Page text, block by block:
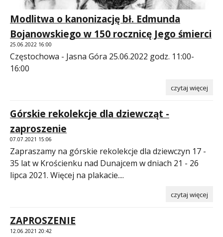
Modlitwa o kanonizację bł. Edmunda
Bojanowskiego w 150 rocznicę Jego śmierci
25.06.2022 16:00
Częstochowa - Jasna Góra 25.06.2022 godz. 11:00-
16:00
czytaj więcej
Górskie rekolekcje dla dziewcząt -
zaproszenie
07.07.2021 15:06
Zapraszamy na górskie rekolekcje dla dziewczyn 17 -
35 lat w Krościenku nad Dunajcem w dniach 21 - 26
lipca 2021. Więcej na plakacie....
czytaj więcej
ZAPROSZENIE
12.06.2021 20:42